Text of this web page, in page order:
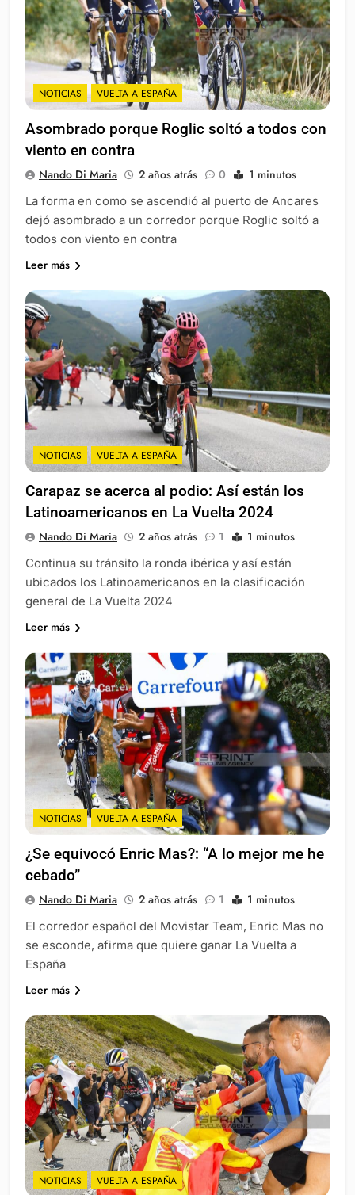
NOTICIAS VUELTA A ESPAÑA
Asombrado porque Roglic soltó a todos con
viento en contra
Nando Di Maria 2 años atrás 0 1 minutos
La forma en como se ascendió al puerto de Ancares
dejó asombrado a un corredor porque Roglic soltó a
todos con viento en contra
Leer más
NOTICIAS VUELTA A ESPAÑA
Carapaz se acerca al podio: Así están los
Latinoamericanos en La Vuelta 2024
Nando Di Maria 2 años atrás 1 1 minutos
Continua su tránsito la ronda ibérica y así están
ubicados los Latinoamericanos en la clasificación
general de La Vuelta 2024
Leer más
NOTICIAS VUELTA A ESPAÑA
¿Se equivocó Enric Mas?: “A lo mejor me he
cebado”
Nando Di Maria 2 años atrás 1 1 minutos
El corredor español del Movistar Team, Enric Mas no
se esconde, afirma que quiere ganar La Vuelta a
España
Leer más
NOTICIAS VUELTA A ESPAÑA